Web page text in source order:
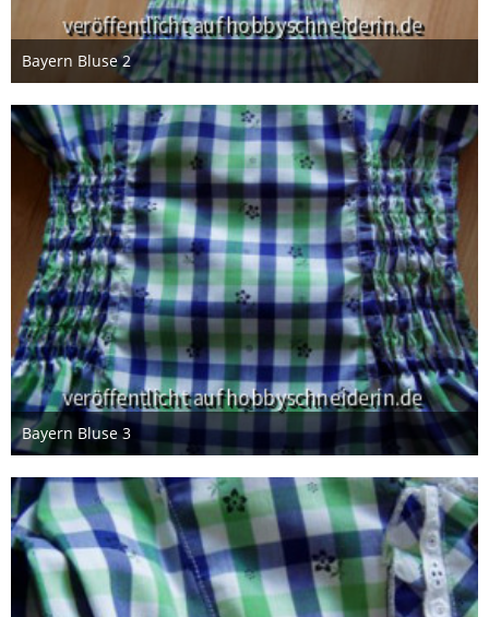
Bayern Bluse 2
8. Juni 2014
Bayern Bluse 3
8. Juni 2014